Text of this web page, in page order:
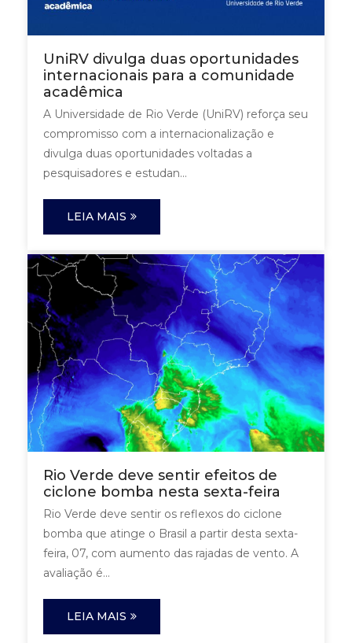
UniRV divulga duas oportunidades
internacionais para a comunidade
acadêmica
A Universidade de Rio Verde (UniRV) reforça seu
compromisso com a internacionalização e
divulga duas oportunidades voltadas a
pesquisadores e estudan...
LEIA MAIS
Rio Verde deve sentir efeitos de
ciclone bomba nesta sexta-feira
Rio Verde deve sentir os reflexos do ciclone
bomba que atinge o Brasil a partir desta sexta-
feira, 07, com aumento das rajadas de vento. A
avaliação é...
LEIA MAIS